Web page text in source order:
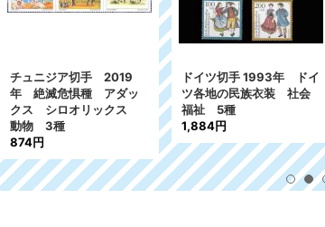
チュニジア切手 2019
年 絶滅危惧種 アダッ
クス シロオリックス
動物 3種
874円
ドイツ切手 1993年 ドイ
ツ各地の民族衣装 社会
福祉 5種
1,884円